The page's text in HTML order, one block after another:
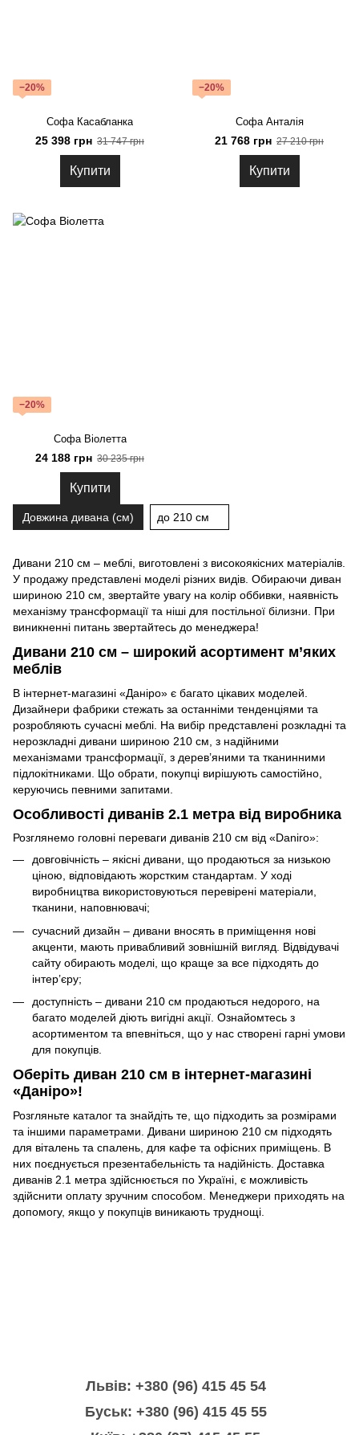
Дивани 210 см – меблі, виготовлені з високоякісних матеріалів.
У продажу представлені моделі різних видів. Обираючи диван
шириною 210 см, звертайте увагу на колір оббивки, наявність
механізму трансформації та ніші для постільної білизни. При
виникненні питань звертайтесь до менеджера!
Дивани 210 см – широкий асортимент м’яких
меблів
В інтернет-магазині «Даніро» є багато цікавих моделей.
Дизайнери фабрики стежать за останніми тенденціями та
розробляють сучасні меблі. На вибір представлені розкладні та
нерозкладні дивани шириною 210 см, з надійними
механізмами трансформації, з дерев’яними та тканинними
підлокітниками. Що обрати, покупці вирішують самостійно,
керуючись певними запитами.
Особливості диванів 2.1 метра від виробника
Розглянемо головні переваги диванів 210 см від «Daniro»:
довговічність – якісні дивани, що продаються за низькою
ціною, відповідають жорстким стандартам. У ході
виробництва використовуються перевірені матеріали,
тканини, наповнювачі;
сучасний дизайн – дивани вносять в приміщення нові
акценти, мають привабливий зовнішній вигляд. Відвідувачі
сайту обирають моделі, що краще за все підходять до
інтер’єру;
доступність – дивани 210 см продаються недорого, на
багато моделей діють вигідні акції. Ознайомтесь з
асортиментом та впевніться, що у нас створені гарні умови
для покупців.
Оберіть диван 210 см в інтернет-магазині
«Даніро»!
Розгляньте каталог та знайдіть те, що підходить за розмірами
та іншими параметрами. Дивани шириною 210 см підходять
для віталень та спалень для кафе та офісних приміщень . В
них поєднується презентабельність та надійність. Доставка
диванів 2.1 метра здійснюється по Україні, є можливість
здійснити оплату зручним способом. Менеджери приходять на
допомогу, якщо у покупців виникають труднощі.
−20%
Софа Касабланка
25 398 грн 31 747 грн
Купити
−20%
Софа Анталія
21 768 грн 27 210 грн
Купити
−20%
Софа Віолетта
24 188 грн 30 235 грн
Купити
Довжина дивана (см) до 210 см
Львів: +380 (96) 415 45 54
Буськ: +380 (96) 415 45 55